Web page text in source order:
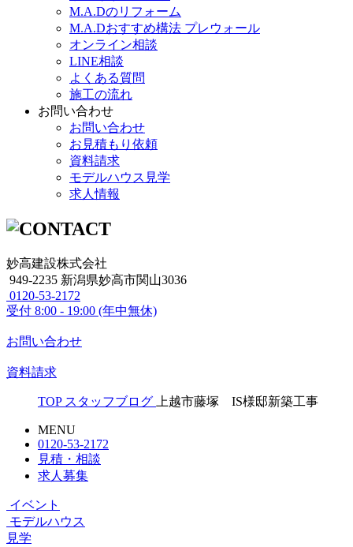
M.A.Dのリフォーム
M.A.Dおすすめ構法 プレウォール
オンライン相談
LINE相談
よくある質問
施工の流れ
お問い合わせ
お問い合わせ
お見積もり依頼
資料請求
モデルハウス見学
求人情報
妙高建設株式会社
949-2235 新潟県妙高市関山3036
0120-53-2172
受付 8:00 - 19:00 (年中無休)
お問い合わせ
資料請求
TOP スタッフブログ 上越市藤塚 IS様邸新築工事
MENU
0120-53-2172
見積・相談
求人募集
イベント
モデルハウス
見学